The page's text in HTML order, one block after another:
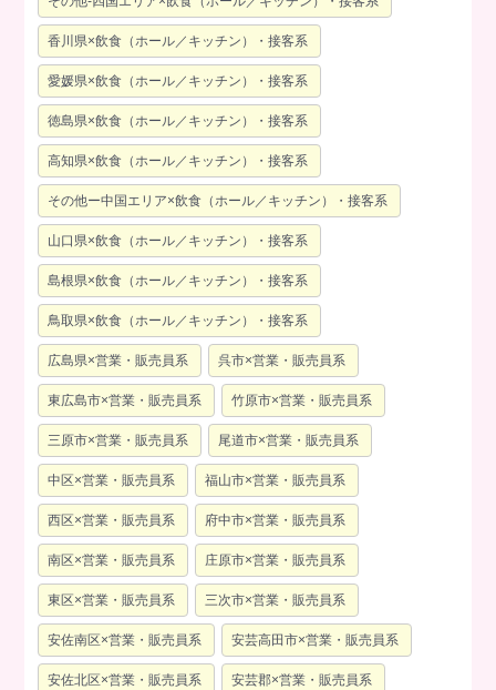
香川県×飲食（ホール／キッチン）・接客系
愛媛県×飲食（ホール／キッチン）・接客系
徳島県×飲食（ホール／キッチン）・接客系
高知県×飲食（ホール／キッチン）・接客系
その他ー中国エリア×飲食（ホール／キッチン）・接客系
山口県×飲食（ホール／キッチン）・接客系
島根県×飲食（ホール／キッチン）・接客系
鳥取県×飲食（ホール／キッチン）・接客系
広島県×営業・販売員系 呉市×営業・販売員系
東広島市×営業・販売員系 竹原市×営業・販売員系
三原市×営業・販売員系 尾道市×営業・販売員系
中区×営業・販売員系 福山市×営業・販売員系
西区×営業・販売員系 府中市×営業・販売員系
南区×営業・販売員系 庄原市×営業・販売員系
東区×営業・販売員系 三次市×営業・販売員系
安佐南区×営業・販売員系 安芸高田市×営業・販売員系
安佐北区×営業・販売員系 安芸郡×営業・販売員系